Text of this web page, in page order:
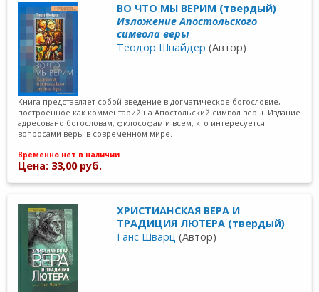
ВО ЧТО МЫ ВЕРИМ (твердый)
Изложение Апостольского
символа веры
Теодор Шнайдер (Автор)
Книга представляет собой введение в догматическое богословие,
построенное как комментарий на Апостольский символ веры. Издание
адресовано богословам, философам и всем, кто интересуется
вопросами веры в современном мире.
Временно нет в наличии
Цена: 33,00 руб.
ХРИСТИАНСКАЯ ВЕРА И
ТРАДИЦИЯ ЛЮТЕРА (твердый)
Ганс Шварц (Автор)